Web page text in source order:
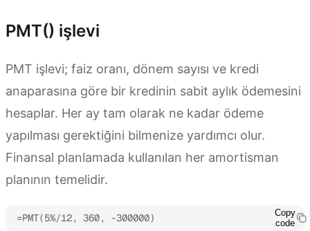
PMT() işlevi
PMT işlevi; faiz oranı, dönem sayısı ve kredi
anaparasına göre bir kredinin sabit aylık ödemesini
hesaplar. Her ay tam olarak ne kadar ödeme
yapılması gerektiğini bilmenize yardımcı olur.
Finansal planlamada kullanılan her amortisman
planının temelidir.
=PMT(5%/12, 360, -300000)
Copy
code